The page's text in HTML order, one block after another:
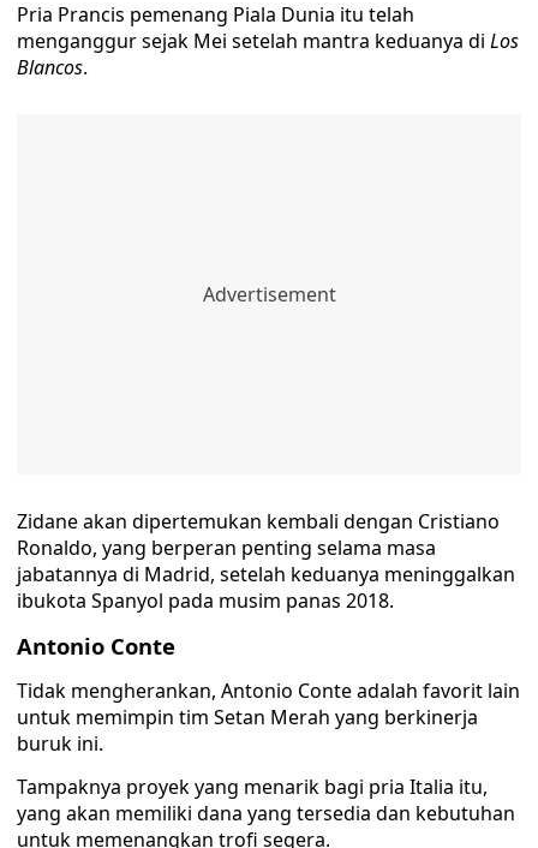
Pria Prancis pemenang Piala Dunia itu telah
menganggur sejak Mei setelah mantra keduanya di Los
Blancos.
Zidane akan dipertemukan kembali dengan Cristiano
Ronaldo, yang berperan penting selama masa
jabatannya di Madrid, setelah keduanya meninggalkan
ibukota Spanyol pada musim panas 2018.
Antonio Conte
Tidak mengherankan, Antonio Conte adalah favorit lain
untuk memimpin tim Setan Merah yang berkinerja
buruk ini.
Tampaknya proyek yang menarik bagi pria Italia itu,
yang akan memiliki dana yang tersedia dan kebutuhan
untuk memenangkan trofi segera.